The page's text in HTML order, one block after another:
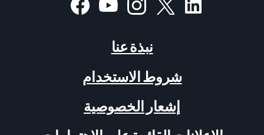
نبذة عنا
شروط الاستخدام
إشعار الخصوصية